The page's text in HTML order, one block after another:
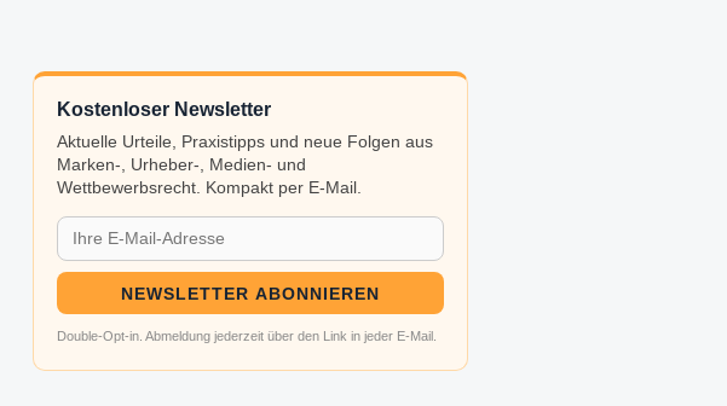
Kostenloser Newsletter
Aktuelle Urteile, Praxistipps und neue Folgen aus
Marken-, Urheber-, Medien- und
Wettbewerbsrecht. Kompakt per E-Mail.
NEWSLETTER ABONNIEREN
Double-Opt-in. Abmeldung jederzeit über den Link in jeder E-Mail.